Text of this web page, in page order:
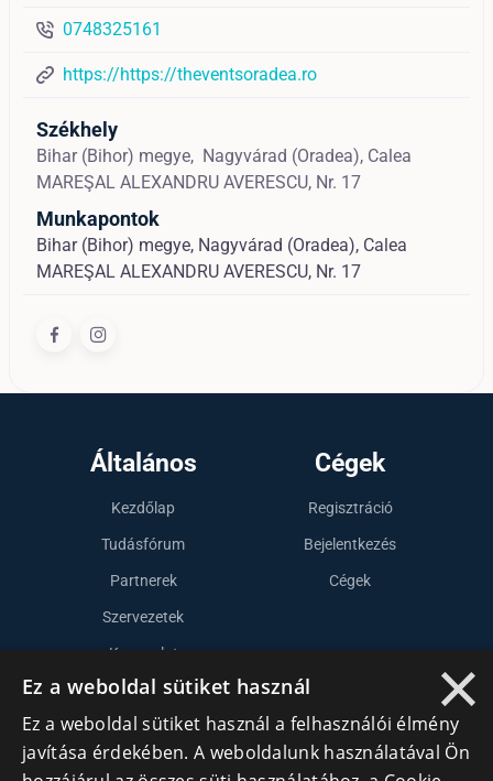
0748325161
https://https://theventsoradea.ro
Székhely
Bihar (Bihor) megye, Nagyvárad (Oradea), Calea
MAREŞAL ALEXANDRU AVERESCU, Nr. 17
Munkapontok
Bihar (Bihor) megye, Nagyvárad (Oradea), Calea
MAREŞAL ALEXANDRU AVERESCU, Nr. 17
Általános
Kezdőlap
Tudásfórum
Partnerek
Szervezetek
Kapcsolat
Cégek
Regisztráció
Bejelentkezés
Cégek
Lépj kapcsolatba velünk
info@cegek.ro
×
Ez a weboldal sütiket használ
Ez a weboldal sütiket használ a felhasználói élmény
javítása érdekében. A weboldalunk használatával Ön